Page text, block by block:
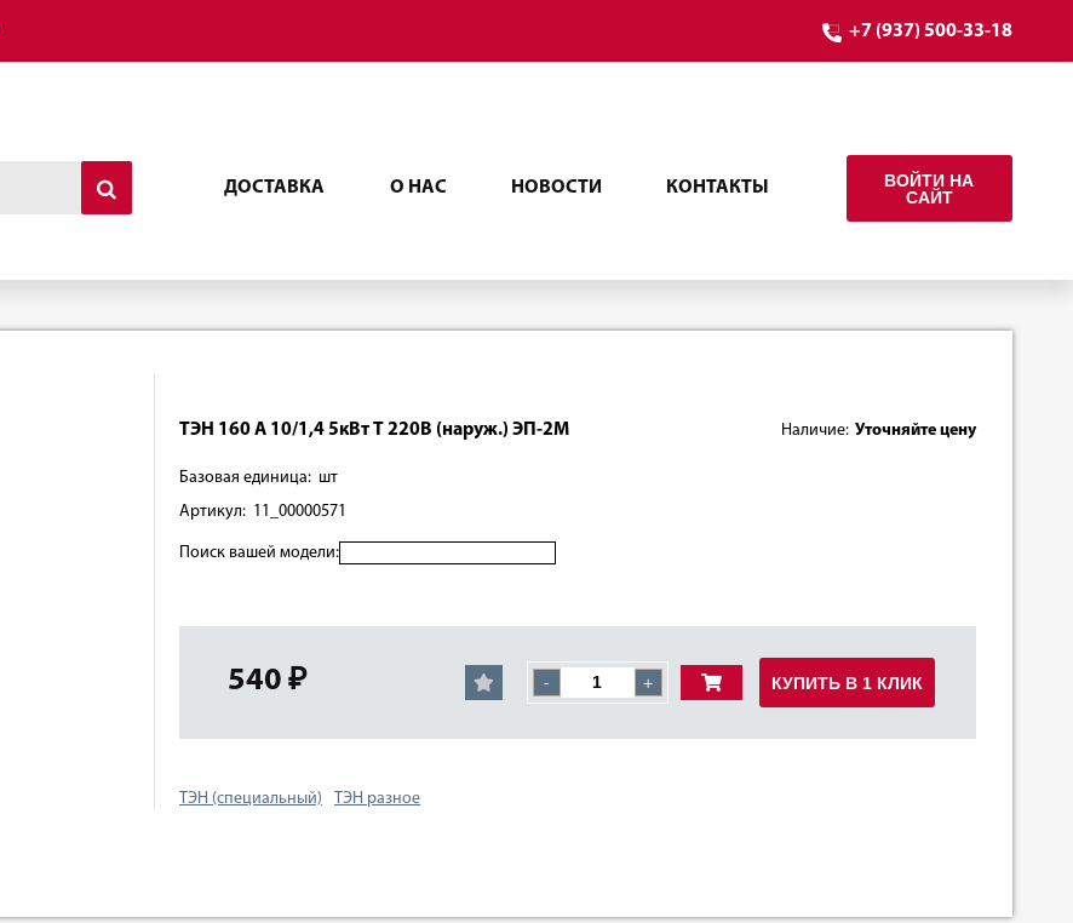
+7 (937) 500-33-18
ДОСТАВКА О НАС НОВОСТИ КОНТАКТЫ
ВОЙТИ НА
САЙТ
ТЭН 160 А 10/1,4 5кВт Т 220В (наруж.) ЭП-2М Наличие: Уточняйте цену
Базовая единица: шт
Артикул: 11_00000571
Поиск вашей модели:
540 ₽ - + КУПИТЬ В 1 КЛИК
ТЭН (специальный) ТЭН разное